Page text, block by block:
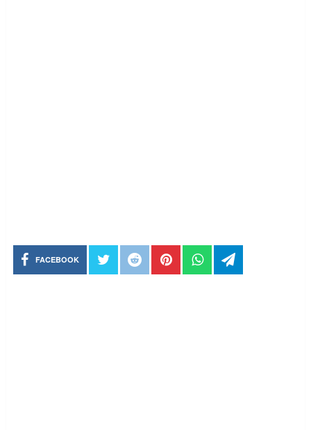
FACEBOOK